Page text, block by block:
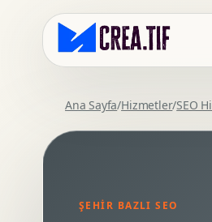
Kurumsal Web Tasarim
SEO Uyumlu Web Tasarim
Ana Sayfa/Hizmetler/SEO
ŞEHIR BAZLI SEO